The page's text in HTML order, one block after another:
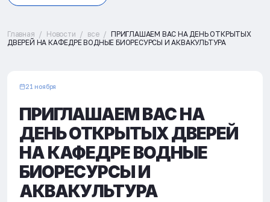
Главная Новости все
ПРИГЛАШАЕМ ВАС НА ДЕНЬ ОТКРЫТЫХ
ДВЕРЕЙ НА КАФЕДРЕ ВОДНЫЕ БИОРЕСУРСЫ И АКВАКУЛЬТУРА
21 ноября
ПРИГЛАШАЕМ ВАС НА
ДЕНЬ ОТКРЫТЫХ ДВЕРЕЙ
НА КАФЕДРЕ ВОДНЫЕ
БИОРЕСУРСЫ И
АКВАКУЛЬТУРА